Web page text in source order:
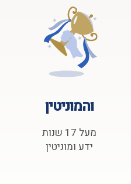
והמוניטין
מעל 17 שנות
ידע ומוניטין